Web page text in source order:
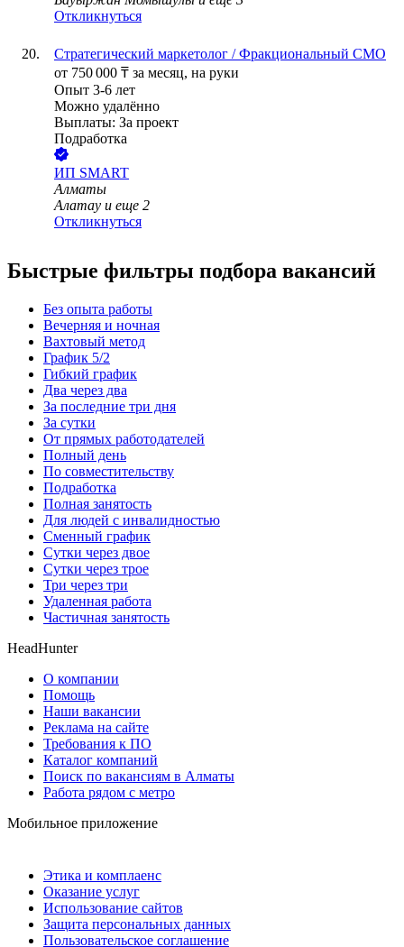
Откликнуться
Стратегический маркетолог / Фракциональный CMO
от 750 000 ₸ за месяц, на руки
Опыт 3-6 лет
Можно удалённо
Выплаты: За проект
Подработка
ИП SMART
Алматы
Алатау и еще 2
Откликнуться
Быстрые фильтры подбора вакансий
Без опыта работы
Вечерняя и ночная
Вахтовый метод
График 5/2
Гибкий график
Два через два
За последние три дня
За сутки
От прямых работодателей
Полный день
По совместительству
Подработка
Полная занятость
Для людей с инвалидностью
Сменный график
Сутки через двое
Сутки через трое
Три через три
Удаленная работа
Частичная занятость
HeadHunter
О компании
Помощь
Наши вакансии
Реклама на сайте
Требования к ПО
Каталог компаний
Поиск по вакансиям в Алматы
Работа рядом с метро
Мобильное приложение
Этика и комплаенс
Оказание услуг
Использование сайтов
Защита персональных данных
Пользовательское соглашение